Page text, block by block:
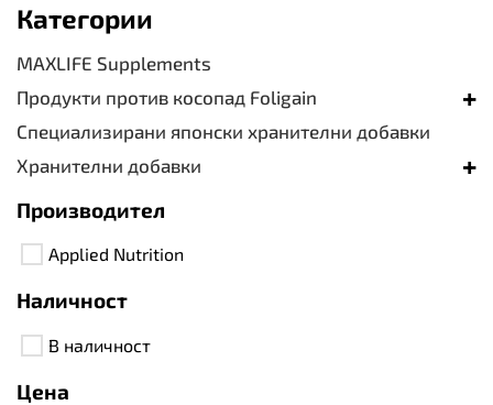
Категории
MAXLIFE Supplements
Продукти против косопад Foligain
+
Специализирани японски хранителни добавки
Хранителни добавки
+
Производител
Applied Nutrition
Наличност
В наличност
Цена